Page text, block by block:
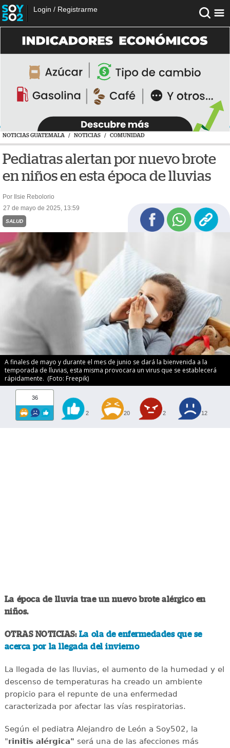
Login / Registrarme
NOTICIAS GUATEMALA / NOTICIAS / COMUNIDAD
Pediatras alertan por nuevo brote
en niños en esta época de lluvias
Por Ilsie Rebolorio
27 de mayo de 2025, 13:59
SALUD
A finales de mayo y durante el mes de junio se dará la bienvenida a la
temporada de lluvias, esta misma provocara un virus que se establecerá
rápidamente. (Foto: Freepik)
36
2 20 2 12
La época de lluvia trae un nuevo brote alérgico en
niños.
OTRAS NOTICIAS: La ola de enfermedades que se
acerca por la llegada del invierno
La llegada de las lluvias, el aumento de la humedad y el
descenso de temperaturas ha creado un ambiente
propicio para el repunte de una enfermedad
caracterizada por afectar las vías respiratorias.
Según el pediatra Alejandro de León a Soy502, la
"rinitis alérgica" será una de las afecciones más